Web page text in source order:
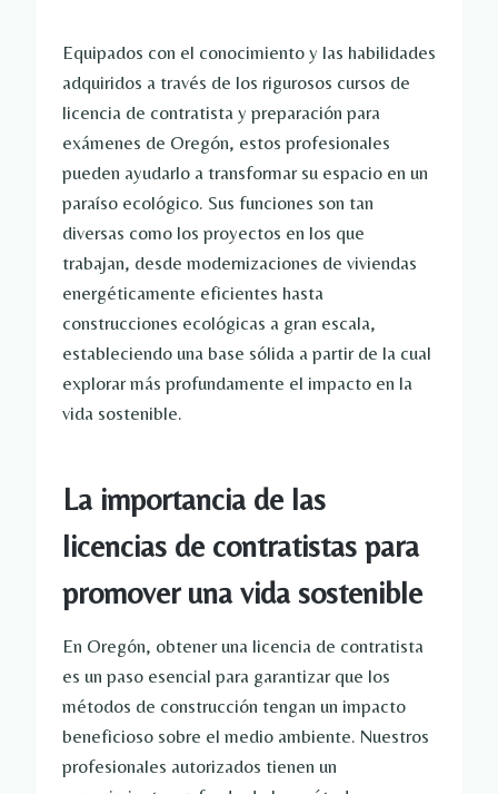
Equipados con el conocimiento y las habilidades
adquiridos a través de los rigurosos cursos de
licencia de contratista y preparación para
exámenes de Oregón, estos profesionales
pueden ayudarlo a transformar su espacio en un
paraíso ecológico. Sus funciones son tan
diversas como los proyectos en los que
trabajan, desde modernizaciones de viviendas
energéticamente eficientes hasta
construcciones ecológicas a gran escala,
estableciendo una base sólida a partir de la cual
explorar más profundamente el impacto en la
vida sostenible.
La importancia de las
licencias de contratistas para
promover una vida sostenible
En Oregón, obtener una licencia de contratista
es un paso esencial para garantizar que los
métodos de construcción tengan un impacto
beneficioso sobre el medio ambiente. Nuestros
profesionales autorizados tienen un